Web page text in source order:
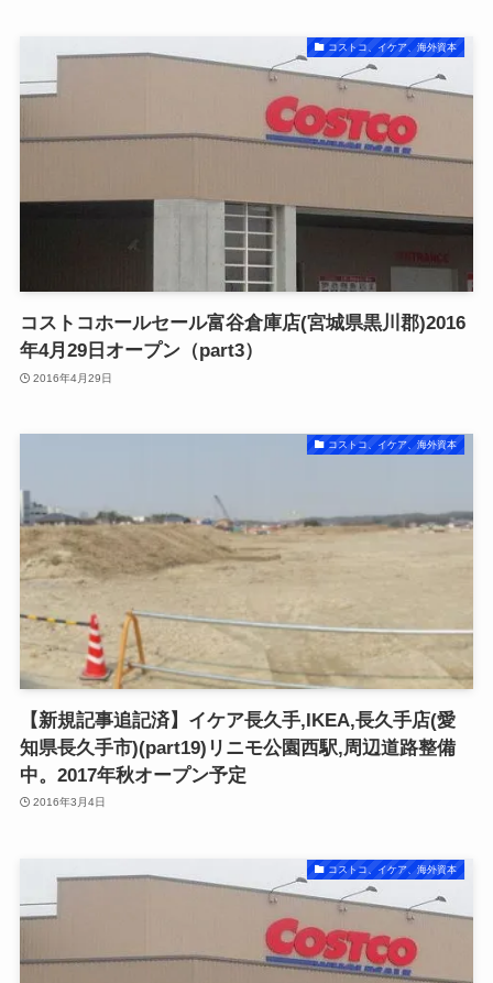
コストコ、イケア、海外資本
コストコホールセール富谷倉庫店(宮城県黒川郡)2016
年4月29日オープン（part3）
2016年4月29日
コストコ、イケア、海外資本
【新規記事追記済】イケア長久手,IKEA,長久手店(愛
知県長久手市)(part19)リニモ公園西駅,周辺道路整備
中。2017年秋オープン予定
2016年3月4日
コストコ、イケア、海外資本